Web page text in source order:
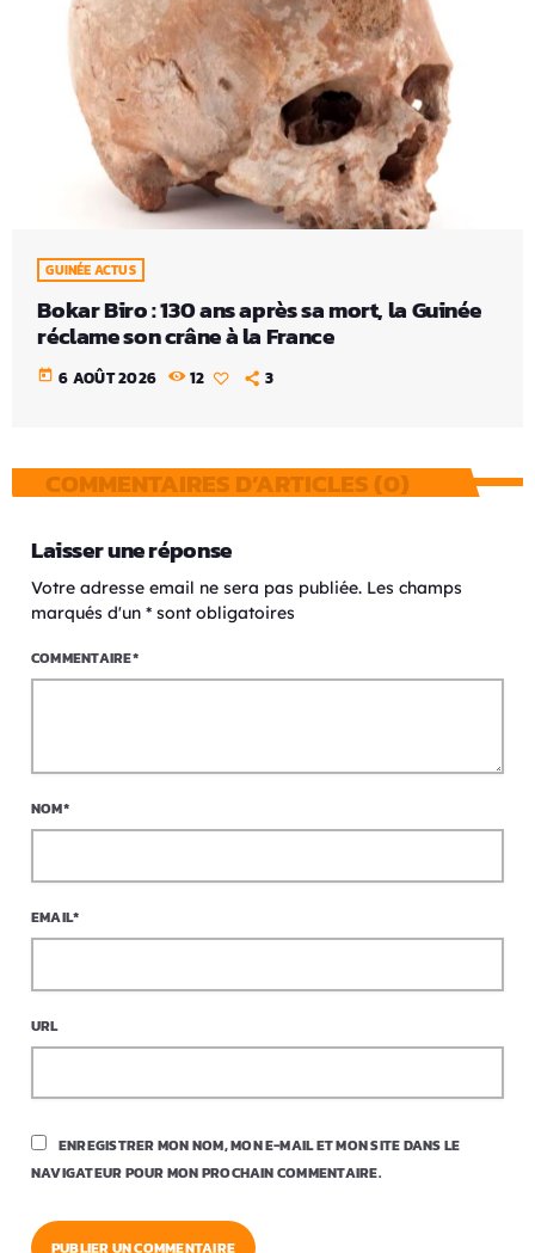
GUINÉE ACTUS
Bokar Biro : 130 ans après sa mort, la Guinée
réclame son crâne à la France
today 6 AOÛT 2026 12 3
COMMENTAIRES D’ARTICLES (0)
Laisser une réponse
Votre adresse email ne sera pas publiée. Les champs
marqués d'un * sont obligatoires
COMMENTAIRE*
NOM*
EMAIL*
URL
ENREGISTRER MON NOM, MON E-MAIL ET MON SITE DANS LE
NAVIGATEUR POUR MON PROCHAIN COMMENTAIRE.